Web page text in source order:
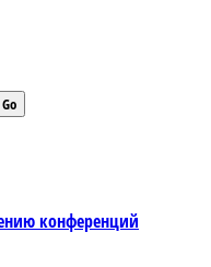
конференций